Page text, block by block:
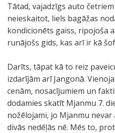
Tātad, vajadzīgs auto
neieskaitot, liels bagāžas
kondicionēts gaiss, ripojoša
runājošs gids, kas arī ir kā
Darīts, tāpat kā to reiz
izdarījām arī Jangonā.
cenām, nosacījumiem un
dodamies skatīt Mjanmu 7.
nožēlojami, jo Mjanmu
divās nedēļās nē. Mēs to,